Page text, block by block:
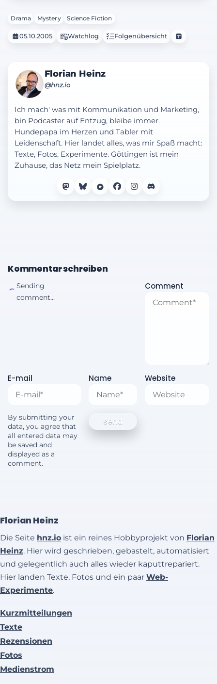
Scheinbar tötet es so lange, bis auch die
Absturzes ums Leben gekommen sind.
Drama Mystery Science Fiction
05.10.2005 Watchlog Folgenübersicht
Florian Heinz
@hnz.io
Ich mach' was mit Kommunikation und Marketing,
bin Podcaster auf Entzug, bleibe immer
Hundepapa im Herzen und Tabler mit
Leidenschaft. Hier landet alles, was mir Spaß macht:
Texte, Fotos, Experimente. Göttingen ist mein
Zuhause, das Netz mein Spielplatz.
Kommentar schreiben
Sending
comment...
Comment
E-mail Name Website
By submitting your
data, you agree that
all entered data may
be saved and
displayed as a
comment.
Florian Heinz
Die Seite hnz.io ist ein reines Hobbyprojekt von Florian
Heinz. Hier wird geschrieben, gebastelt, automatisiert
und gelegentlich auch alles wieder kaputtrepariert.
Hier landen Texte, Fotos und ein paar Web-
Experimente.
Kurzmitteilungen
Texte
Rezensionen
Fotos
Medienstrom